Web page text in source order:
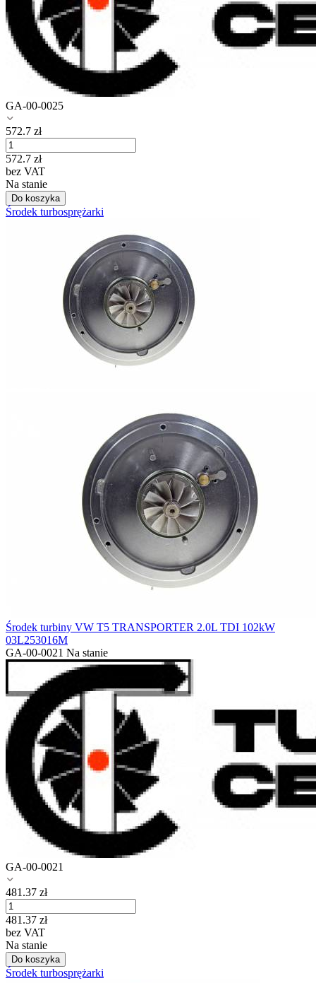
GA-00-0025
572.7 zł
572.7 zł
bez VAT
Na stanie
Do koszyka
Środek turbosprężarki
Środek turbiny VW T5 TRANSPORTER 2.0L TDI 102kW
03L253016M
GA-00-0021 Na stanie
GA-00-0021
481.37 zł
481.37 zł
bez VAT
Na stanie
Do koszyka
Środek turbosprężarki